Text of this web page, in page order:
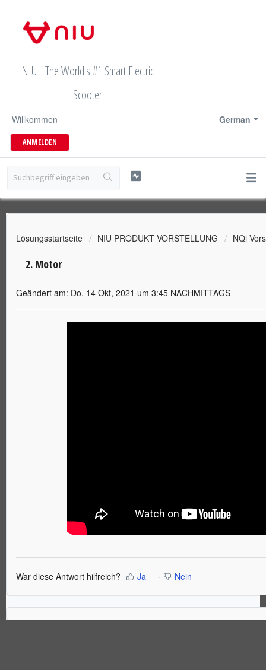
NIU - The World's #1 Smart Electric
Scooter
German
Willkommen
ANMELDEN
Lösungsstartseite NIU PRODUKT VORSTELLUNG NQi
2. Motor
Geändert am: Do, 14 Okt, 2021 um 3:45 NACHMITTAGS
War diese Antwort hilfreich? Ja Nein